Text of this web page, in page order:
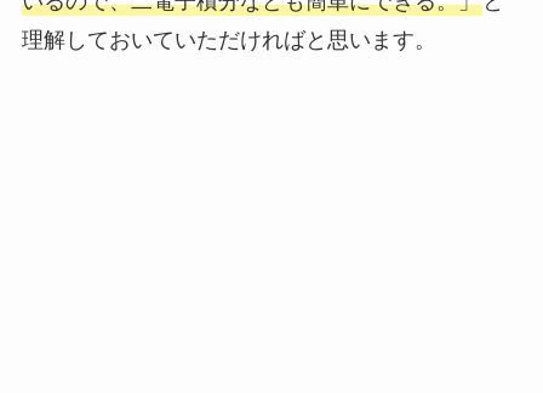
理解しておいていただければと思います。